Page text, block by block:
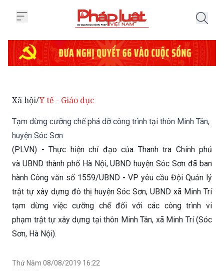
Tạm dừng cưỡng chế phá dỡ công trình tại thôn Minh Tân,
(PLVN) - Thực hiện chỉ đạo của Thanh tra Chính phủ
và UBND thành phố Hà Nội, UBND huyện Sóc Sơn đã ban
hành Công văn số 1559/UBND - VP yêu cầu Đội Quản lý
trật tự xây dựng đô thị huyện Sóc Sơn, UBND xã Minh Trí
tạm dừng việc cưỡng chế đối với các công trình vi
phạm trật tự xây dựng tại thôn Minh Tân, xã Minh Trí (Sóc
Sơn, Hà Nội).
Thứ Năm 08/08/2019 16:22